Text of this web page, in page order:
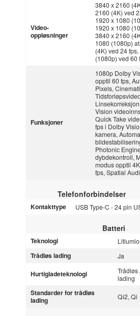
Video-
oppløsninger
3840 x 2160
2160 (4K) ved
1920 x 1080
1920 x 1080
3840 x 2160
1080 (1080p)
(4K) ved 24
(1080p) ved 60
Funksjoner
1080p Dolby
opptil 60 fps,
Pixels,
Vision
Quick Take
fps i Dolby
kamera,
Photonic
dybdekontroll,
modus opptil
fps, Spatial
Telefonforbindelser
Kontakttype USB Type-C - 24 pin
Batteri
Teknologi
Trådløs lading Ja
Hurtigladeteknologi
Trådløs
lading
Standarder for trådløs
lading
Qi2, Qi